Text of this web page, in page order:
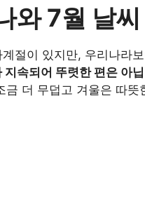
와 7월 날씨
절이 있지만, 우리나라
지속되어 뚜렷한 편은 아
금 더 무덥고 겨울은 따뜻